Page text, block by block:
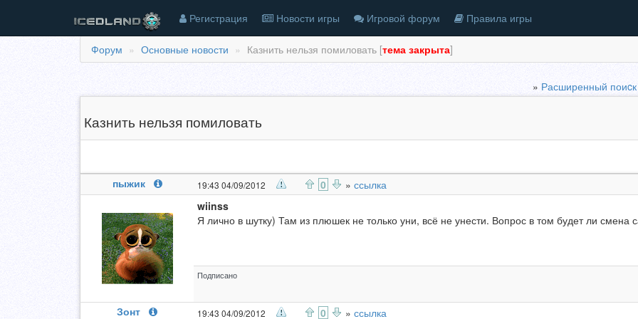
Регистрация Новости игры Игровой форум Правила игры
Форум Основные новости Казнить нельзя помиловать [тема закрыта]
» Расширенный поиcк
Казнить нельзя помиловать
пыжик
19:43 04/09/2012 0 » ссылка
wiinss
Я лично в шутку) Там из плюшек не только уни, всё не унести. Вопрос в том будет ли смена
Подписано
Зонт 19:43 04/09/2012 0 » ссылка